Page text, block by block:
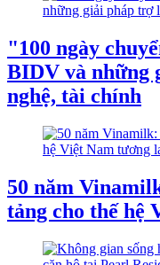
"100 ngày
BIDV và những
nghệ, tài chính
50 năm
tảng cho thế hệ